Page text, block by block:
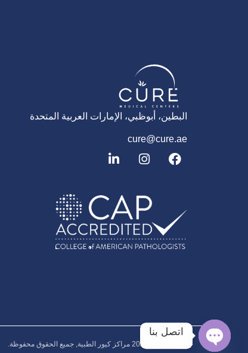
البطين، أبوظبي، الإمارات العربية المتحدة
cure@cure.ae
ف
ي
ا
ن
غ
ر
ا
م
ل
ي
د
إ
ن
حقوق النشر © 2026‎ مراكز كيور الطبية, جميع الحقوق محفوظة.
اتصل بنا